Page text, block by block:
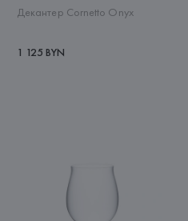
Декантер Cornetto Onyx
1 125 BYN